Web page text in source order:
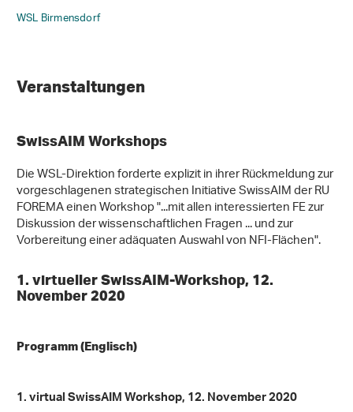
WSL Birmensdorf
Veranstaltungen
SwissAIM Workshops
Die WSL-Direktion forderte explizit in ihrer Rückmeldung zur
vorgeschlagenen strategischen Initiative SwissAIM der RU
FOREMA einen Workshop "...mit allen interessierten FE zur
Diskussion der wissenschaftlichen Fragen ... und zur
Vorbereitung einer adäquaten Auswahl von NFI-Flächen".
1. virtueller SwissAIM-Workshop, 12.
November 2020
Programm (Englisch)
1. virtual SwissAIM Workshop, 12. November 2020